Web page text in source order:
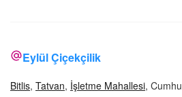
Eylül Çiçekçilik
Bitlis, Tatvan, İşletme Mahallesi,